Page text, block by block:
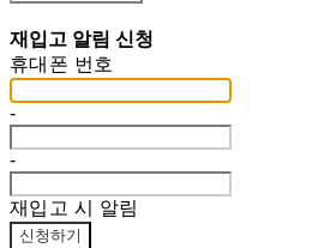
재입고 알림 신청
휴대폰 번호
-
-
재입고 시 알림
신청하기